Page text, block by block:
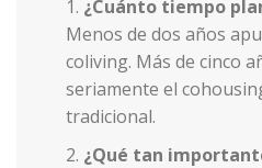
¿Cuánto tiempo
Menos de dos años
coliving. Más de cinco
seriamente el
tradicional.
¿Qué tan